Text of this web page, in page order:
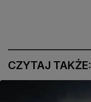
CZYTAJ TAKŻE: